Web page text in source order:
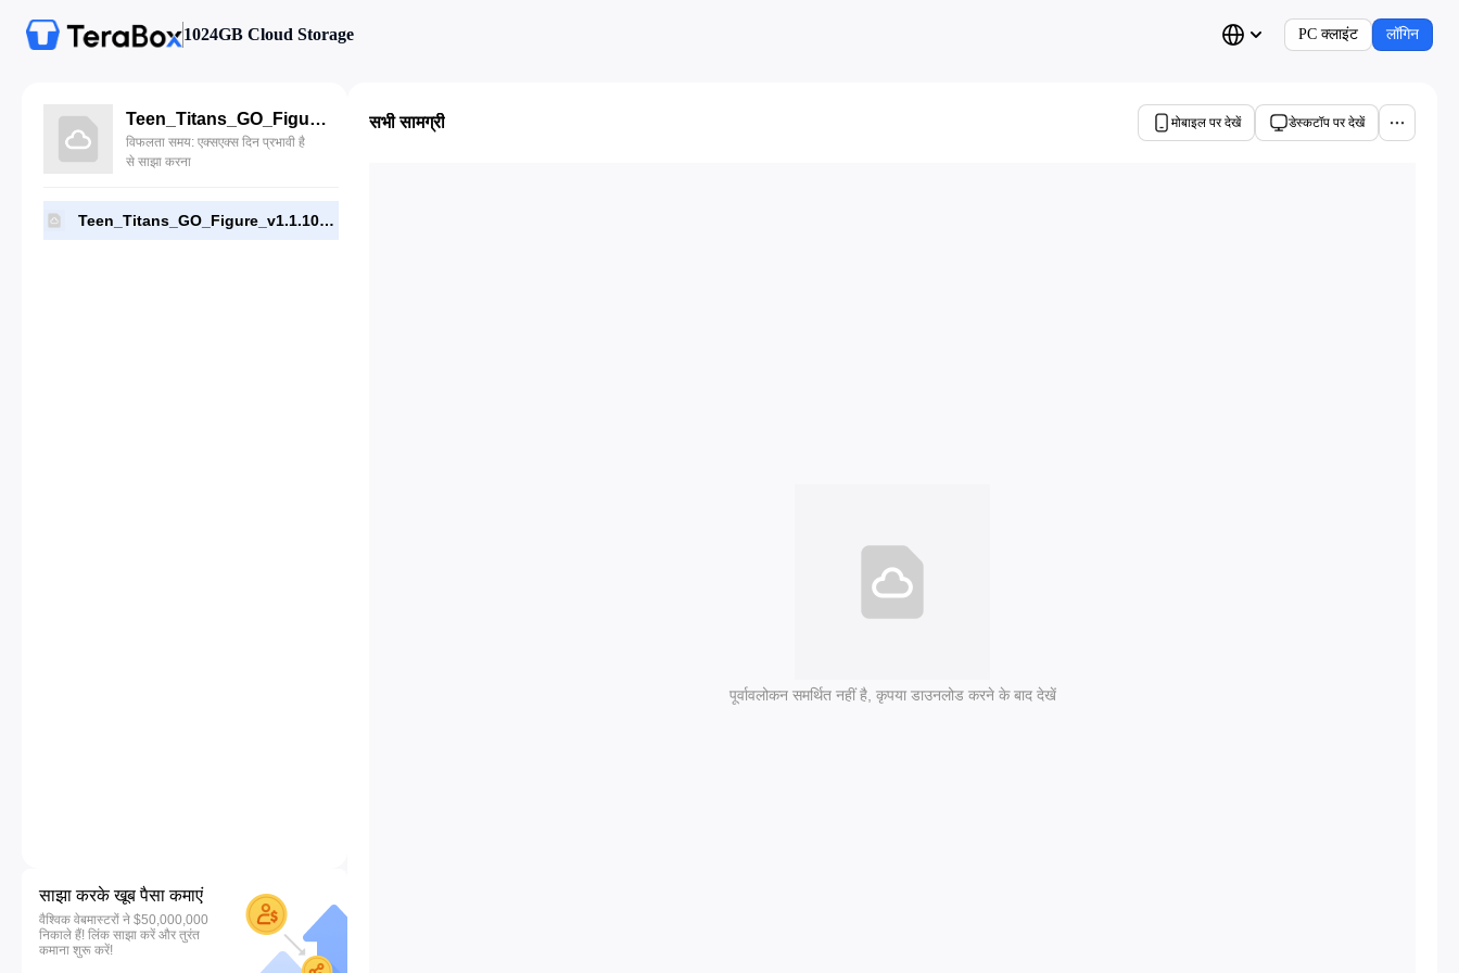
1024GB Cloud Storage PC क्लाइंट लॉगिन
Teen_Titans_GO_Figure_v1.1.10_MOD.apk
विफलता समय: एक्सएक्स दिन प्रभावी है
से साझा करना
Teen_Titans_GO_Figure_v1.1.10_MOD.apk
साझा करके खूब पैसा कमाएं
वैश्विक वेबमास्टरों ने $50,000,000
निकाले हैं! लिंक साझा करें और तुरंत
कमाना शुरू करें!
सभी सामग्री मोबाइल पर देखें डेस्कटॉप पर देखें
पूर्वावलोकन समर्थित नहीं है, कृपया डाउनलोड करने के बाद देखें